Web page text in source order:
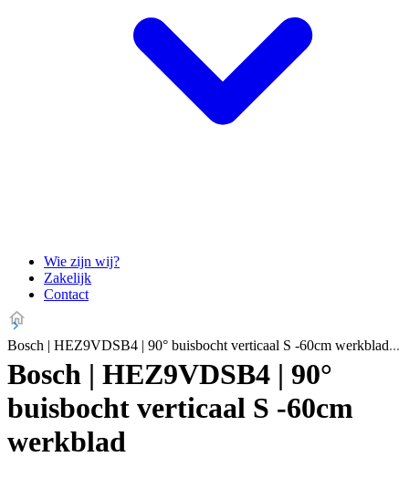
Wie zijn wij?
Zakelijk
Contact
Bosch | HEZ9VDSB4 | 90° buisbocht verticaal S -60cm werkblad
Bosch | HEZ9VDSB4 | 90°
buisbocht verticaal S -60cm
werkblad